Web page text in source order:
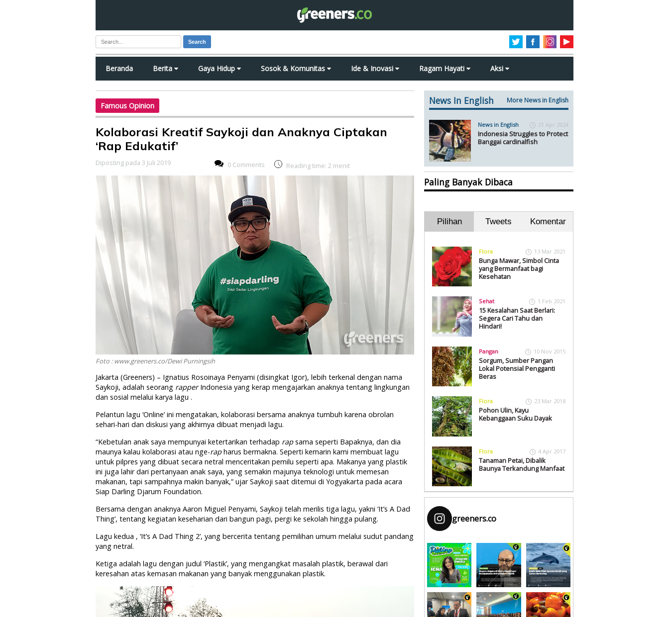
Search
Beranda Berita Gaya Hidup Sosok & Komunitas Ide & Inovasi Ragam Hayati Aksi
Famous Opinion
Kolaborasi Kreatif Saykoji dan Anaknya Ciptakan
‘Rap Edukatif’
Diposting pada 3 Juli 2019 0 Comments Reading time: 2 menit
Foto : www.greeners.co/Dewi Purningsih
Jakarta (Greeners) – Ignatius Rosoinaya Penyami (disingkat Igor), lebih terkenal dengan nama
Saykoji, adalah seorang rapperIndonesia yang kerap mengajarkan anaknya tentang lingkungan
dan sosial melalui karya lagu .
Pelantun lagu ‘Online’ ini mengatakan, kolaborasi bersama anaknya tumbuh karena obrolan
sehari-hari dan diskusi yang akhirnya dibuat menjadi lagu.
“Kebetulan anak saya mempunyai ketertarikan terhadap rapsama seperti Bapaknya, dan dia
maunya kalau kolaborasi atau nge-rapharus bermakna. Seperti kemarin kami membuat lagu
untuk pilpres yang dibuat secara netral menceritakan pemilu seperti apa. Makanya yang plastik
ini juga lahir dari pertanyaan anak saya, yang semakin majunya teknologi untuk memesan
makanan, tapi sampahnya makin banyak,” ujar Saykoji saat ditemui di Yogyakarta pada acara
Siap Darling Djarum Foundation.
Bersama dengan anaknya Aaron Miguel Penyami, Saykoji telah merilis tiga lagu, yakni ‘It’s A Dad
Thing’, tentang kegiatan keseharian dari bangun pagi, pergi ke sekolah hingga pulang.
Lagu kedua , ‘It’s A Dad Thing 2’, yang bercerita tentang pemilihan umum melalui sudut pandang
yang netral.
Ketiga adalah lagu dengan judul ‘Plastik’, yang mengangkat masalah plastik, berawal dari
keresahan atas kemasan makanan yang banyak menggunakan plastik.
News In English More News in English
News in English 21 Apr 2024
Indonesia Struggles to Protect
Banggai cardinalfish
Paling Banyak Dibaca
Pilihan Tweets Komentar
Flora 13 Mar 2021
Bunga Mawar, Simbol Cinta
yang Bermanfaat bagi
Kesehatan
Sehat 1 Feb 2021
15 Kesalahan Saat Berlari:
Segera Cari Tahu dan
Hindari!
Pangan 10 Nov 2015
Sorgum, Sumber Pangan
Lokal Potensial Pengganti
Beras
Flora 23 Mar 2018
Pohon Ulin, Kayu
Kebanggaan Suku Dayak
Flora 4 Apr 2017
Tanaman Petai, Dibalik
Baunya Terkandung Manfaat
greeners.co